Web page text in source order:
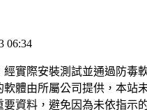
06:34
實際安裝測試並通過防
體由所屬公司提供，本
資料，避免因為未依指